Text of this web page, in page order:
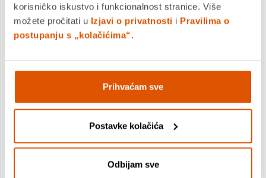
korisničko iskustvo i funkcionalnost stranice. Više
možete pročitati u Izjavi o privatnosti i Pravilima o
postupanju s „kolačićima“.
Prihvaćam sve
Postavke kolačića
Odbijam sve
Tehničke specifikacije
Performanse
Klimatska klasa SN-T